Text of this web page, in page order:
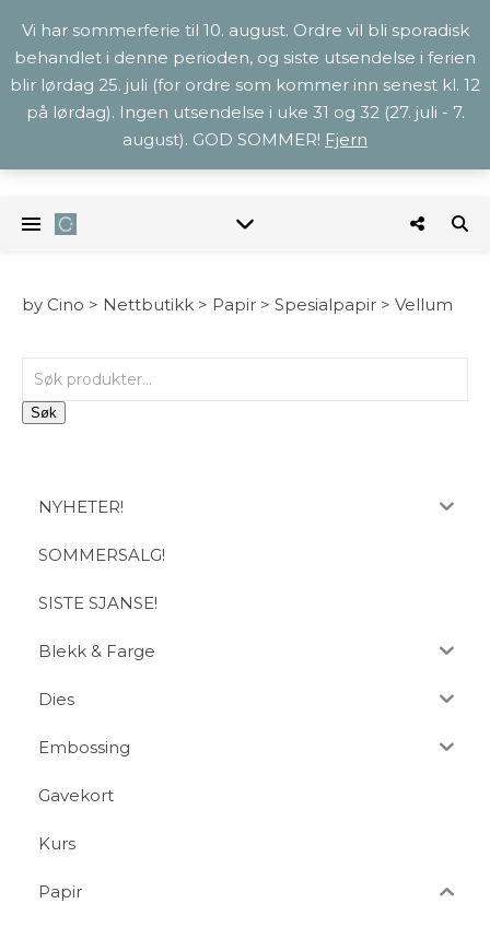
by Cino > Nettbutikk > Papir > Spesialpapir > Vellum
Søk
NYHETER!
SOMMERSALG!
SISTE SJANSE!
Blekk & Farge
Dies
Embossing
Gavekort
Kurs
Papir
Vi har sommerferie til 10. august. Ordre vil bli sporadisk
behandlet i denne perioden, og siste utsendelse i ferien
blir lørdag 25. juli (for ordre som kommer inn senest kl. 12
på lørdag). Ingen utsendelse i uke 31 og 32 (27. juli - 7.
august). GOD SOMMER! Fjern